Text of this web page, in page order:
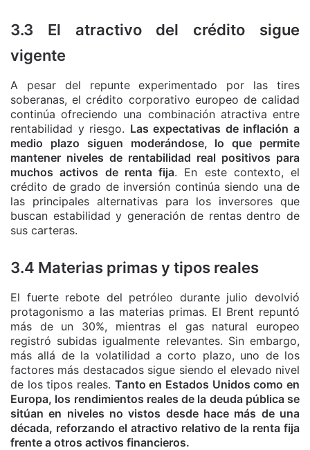
3.3 El atractivo del crédito sigue
vigente
A pesar del repunte experimentado por las tires
soberanas, el crédito corporativo europeo de calidad
continúa ofreciendo una combinación atractiva entre
rentabilidad y riesgo. Las expectativas de inflación a
medio plazo siguen moderándose, lo que permite
mantener niveles de rentabilidad real positivos para
muchos activos de renta fija. En este contexto, el
crédito de grado de inversión continúa siendo una de
las principales alternativas para los inversores que
buscan estabilidad y generación de rentas dentro de
sus carteras.
3.4 Materias primas y tipos reales
El fuerte rebote del petróleo durante julio devolvió
protagonismo a las materias primas. El Brent repuntó
más de un 30%, mientras el gas natural europeo
registró subidas igualmente relevantes. Sin embargo,
más allá de la volatilidad a corto plazo, uno de los
factores más destacados sigue siendo el elevado nivel
de los tipos reales. Tanto en Estados Unidos como en
Europa, los rendimientos reales de la deuda pública se
sitúan en niveles no vistos desde hace más de una
década, reforzando el atractivo relativo de la renta fija
frente a otros activos financieros.